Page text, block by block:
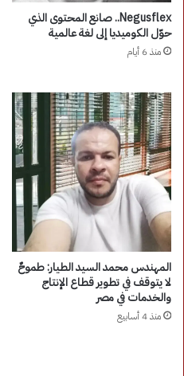
Negusflex.. صانع المحتوى الذي
حوّل الكوميديا إلى لغة عالمية
منذ 6 أيام
المهندس محمد السيد الطيار: طموحٌ
لا يتوقف في تطوير قطاع الإنتاج
والخدمات في مصر
منذ 4 أسابيع